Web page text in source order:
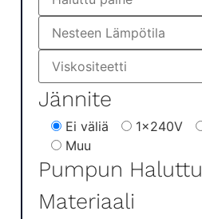
Jännite
Ei väliä 1x240V
Muu
Pumpun Haluttu
Materiaali